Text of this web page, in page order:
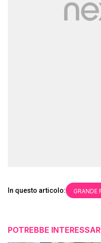
In questo articolo: GRANDE
POTREBBE